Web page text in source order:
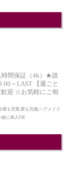
間保証（4h）★誰
～LAST 【週ごと
迎 ☆お気軽にご相
も営業,寮も完備,ヘアメイク
緒に体入OK